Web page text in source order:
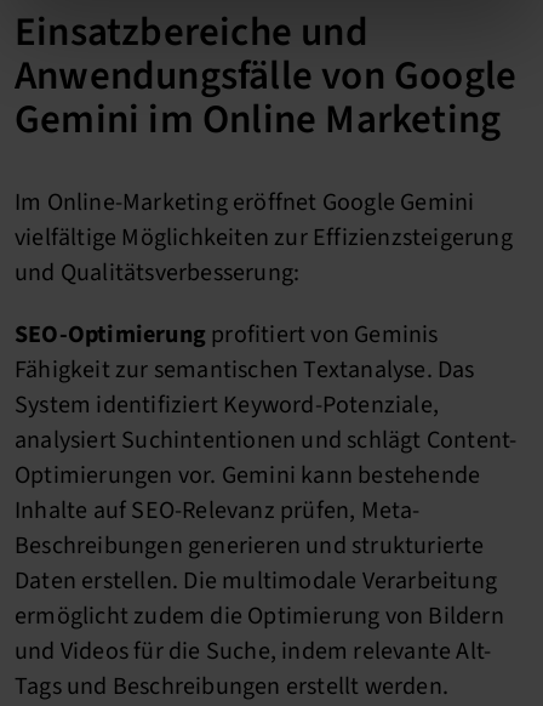
Einsatzbereiche und
Anwendungsfälle von Google
Gemini im Online Marketing
Im Online-Marketing eröffnet Google Gemini
vielfältige Möglichkeiten zur Effizienzsteigerung
und Qualitätsverbesserung:
SEO-Optimierung profitiert von Geminis
Fähigkeit zur semantischen Textanalyse. Das
System identifiziert Keyword-Potenziale,
analysiert Suchintentionen und schlägt Content-
Optimierungen vor. Gemini kann bestehende
Inhalte auf SEO-Relevanz prüfen, Meta-
Beschreibungen generieren und strukturierte
Daten erstellen. Die multimodale Verarbeitung
ermöglicht zudem die Optimierung von Bildern
und Videos für die Suche, indem relevante Alt-
Tags und Beschreibungen erstellt werden.